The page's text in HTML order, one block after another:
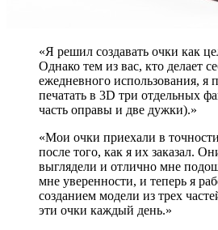
«Я решил создавать очки как
Однако тем из вас, кто делает
ежедневного использования, я
печатать в 3D три отдельных
часть оправы и две дужки).»
«Мои очки приехали в
после того, как я их заказал.
выглядели и отлично мне
мне уверенности, и теперь я
созданием модели из трех
эти очки каждый день.»